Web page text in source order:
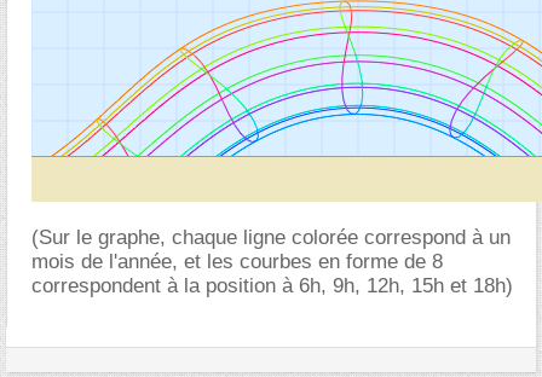
(Sur le graphe, chaque ligne colorée correspond à un
mois de l'année, et les courbes en forme de 8
correspondent à la position à 6h, 9h, 12h, 15h et 18h)